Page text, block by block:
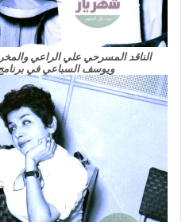
الناقد المسرحي علي الراعي
ويوسف السباعي في برنامج